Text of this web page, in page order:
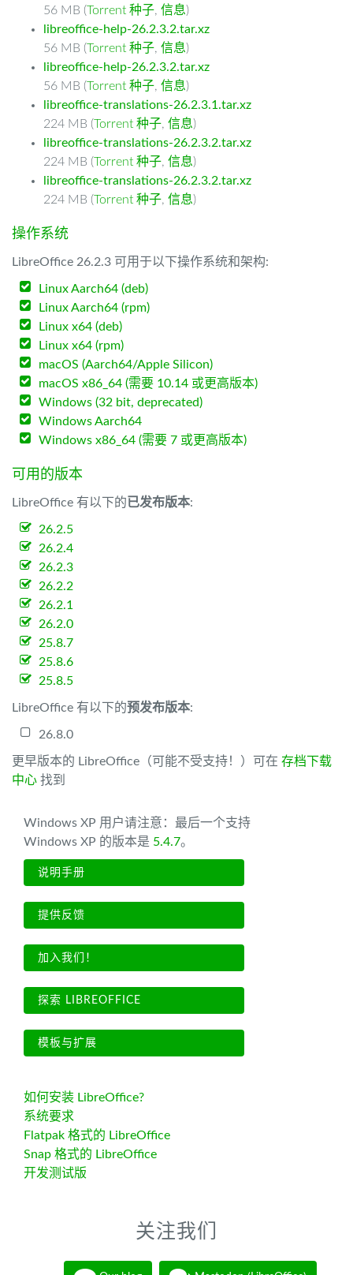
56 MB (Torrent 种子, 信息)
libreoffice-help-26.2.3.2.tar.xz
56 MB (Torrent 种子, 信息)
libreoffice-help-26.2.3.2.tar.xz
56 MB (Torrent 种子, 信息)
libreoffice-translations-26.2.3.1.tar.xz
224 MB (Torrent 种子, 信息)
libreoffice-translations-26.2.3.2.tar.xz
224 MB (Torrent 种子, 信息)
libreoffice-translations-26.2.3.2.tar.xz
224 MB (Torrent 种子, 信息)
操作系统
LibreOffice 26.2.3 可用于以下操作系统和架构:
Linux Aarch64 (deb)
Linux Aarch64 (rpm)
Linux x64 (deb)
Linux x64 (rpm)
macOS (Aarch64/Apple Silicon)
macOS x86_64 (需要 10.14 或更高版本)
Windows (32 bit, deprecated)
Windows Aarch64
Windows x86_64 (需要 7 或更高版本)
可用的版本
LibreOffice 有以下的已发布版本:
26.2.5
26.2.4
26.2.3
26.2.2
26.2.1
26.2.0
25.8.7
25.8.6
25.8.5
LibreOffice 有以下的预发布版本:
26.8.0
更早版本的 LibreOffice（可能不受支持！）可在 存档下载
中心 找到
Windows XP 用户请注意：最后一个支持
Windows XP 的版本是 5.4.7。
说明手册
提供反馈
加入我们！
探索 LIBREOFFICE
模板与扩展
如何安装 LibreOffice?
系统要求
Flatpak 格式的 LibreOffice
Snap 格式的 LibreOffice
开发测试版
关注我们